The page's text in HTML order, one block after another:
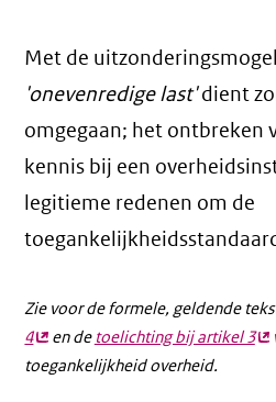
Met de
'onevenredige last'dient
omgegaan; het
kennis bij een
legitieme redenen om de
Zie voor de formele, geldende
4(externe
link)
en de toelichting bij artikel 3
toegankelijkheid overheid.